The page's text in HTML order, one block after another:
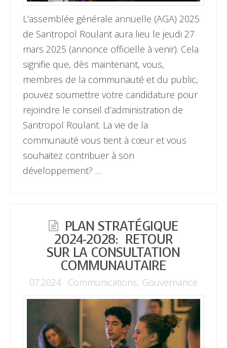
L’assemblée générale annuelle (AGA) 2025
de Santropol Roulant aura lieu le jeudi 27
mars 2025 (annonce officielle à venir). Cela
signifie que, dès maintenant, vous,
membres de la communauté et du public,
pouvez soumettre votre candidature pour
rejoindre le conseil d’administration de
Santropol Roulant. La vie de la
communauté vous tient à cœur et vous
souhaitez contribuer à son
développement? …
PLAN STRATÉGIQUE
2024-2028: RETOUR
SUR LA CONSULTATION
COMMUNAUTAIRE
07.2024 Communications, Gouvernance